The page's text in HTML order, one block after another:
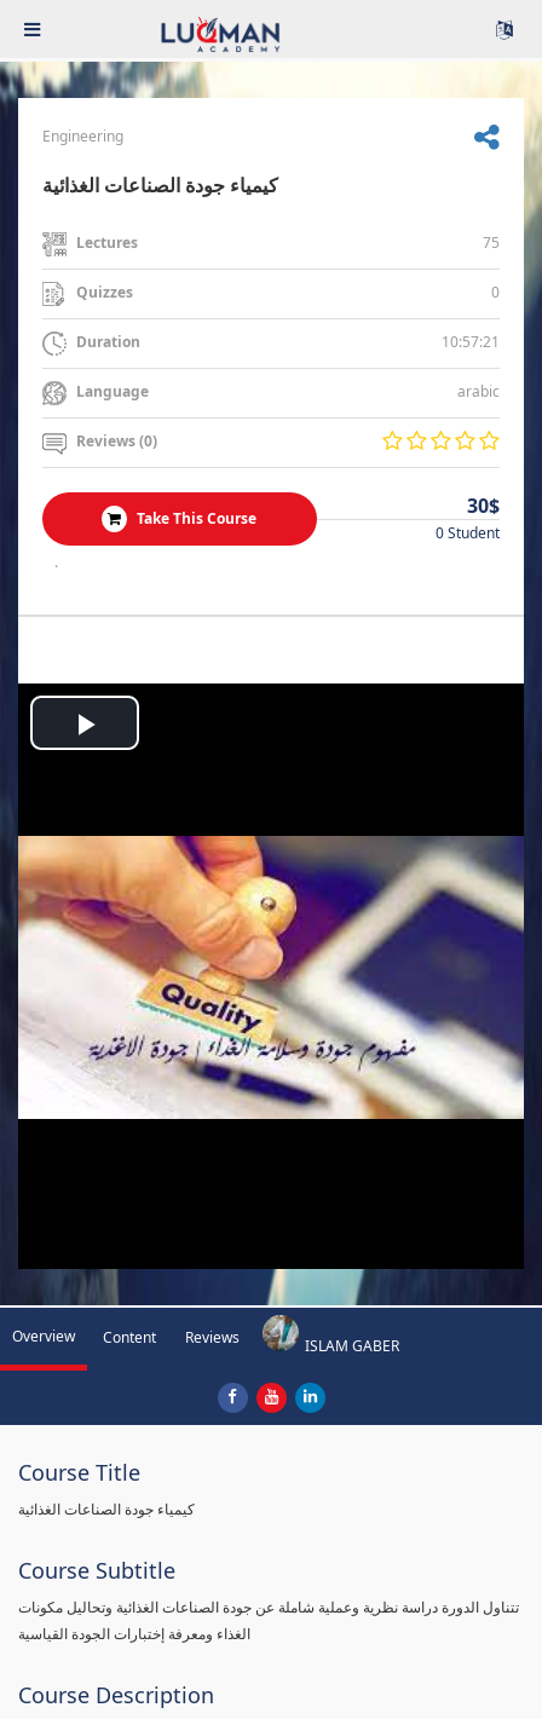
Engineering
كيمياء جودة الصناعات الغذائية
Lectures 75
Quizzes 0
Duration 10:57:21
Language arabic
Reviews (0)
Take This Course 30$
0 Student
.
Play
Overview Content Reviews ISLAM GABER
Course Title
كيمياء جودة الصناعات الغذائية
Course Subtitle
تتناول الدورة دراسة نظرية وعملية شاملة عن جودة الصناعات الغذائية وتحاليل مكونات
الغذاء ومعرفة إختبارات الجودة القياسية
Course Description